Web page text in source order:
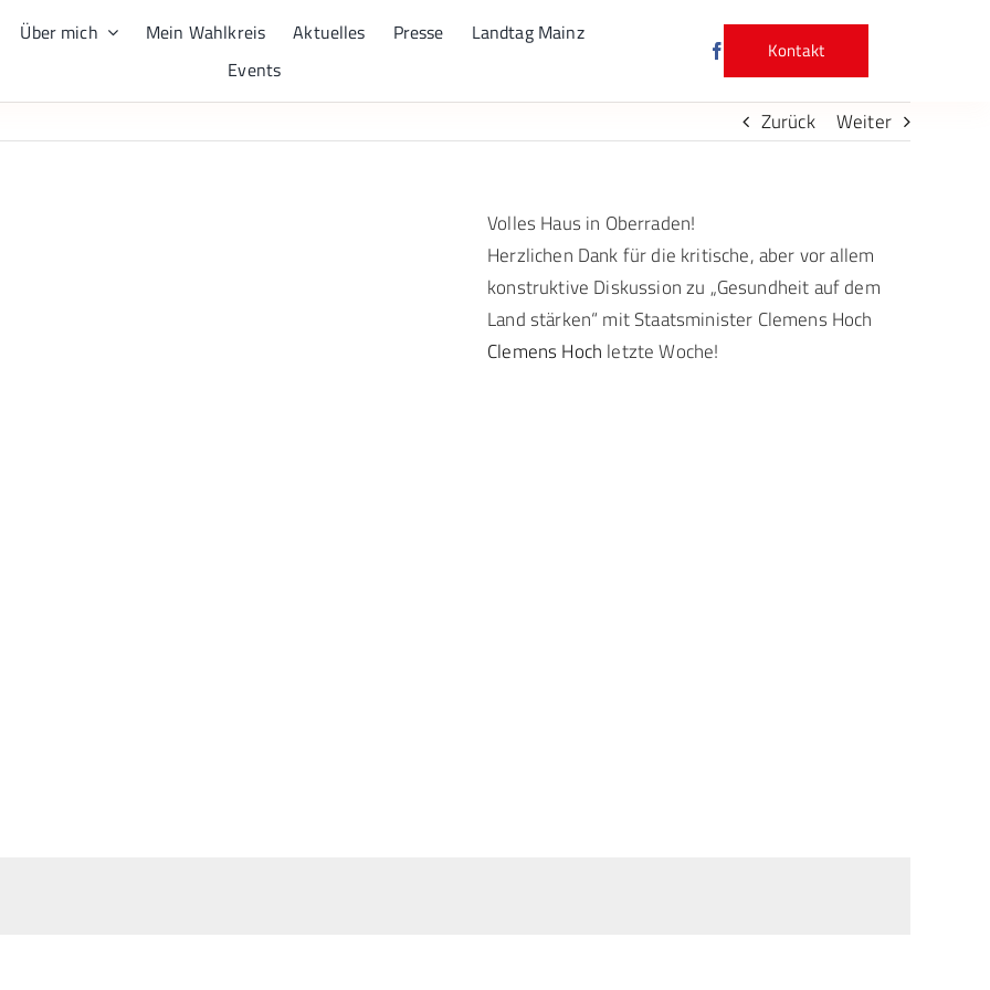
Über mich Mein Wahlkreis Aktuelles Presse
Landtag Mainz
Events
Kontakt
Zurück Weiter
Volles Haus in Oberraden!
Herzlichen Dank für die kritische, aber vor allem
konstruktive Diskussion zu „Gesundheit auf dem
Land stärken“ mit Staatsminister Clemens Hoch
Clemens Hoch letzte Woche!